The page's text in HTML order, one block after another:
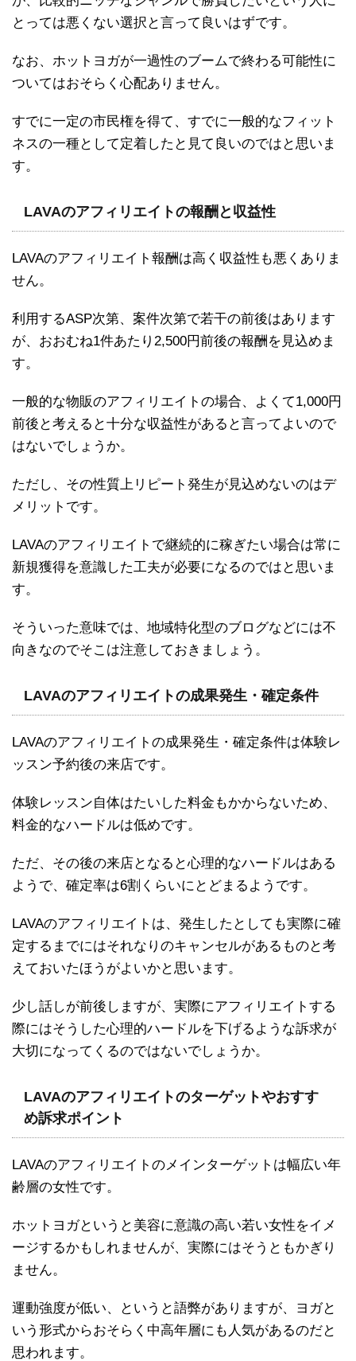
とっては悪くない選択と言って良いはずです。
なお、ホットヨガが一過性のブームで終わる可能性に
ついてはおそらく心配ありません。
すでに一定の市民権を得て、すでに一般的なフィット
ネスの一種として定着したと見て良いのではと思いま
す。
LAVAのアフィリエイトの報酬と収益性
LAVAのアフィリエイト報酬は高く収益性も悪くありま
せん。
利用するASP次第、案件次第で若干の前後はあります
が、おおむね1件あたり2,500円前後の報酬を見込めま
す。
一般的な物販のアフィリエイトの場合、よくて1,000円
前後と考えると十分な収益性があると言ってよいので
はないでしょうか。
ただし、その性質上リピート発生が見込めないのはデ
メリットです。
LAVAのアフィリエイトで継続的に稼ぎたい場合は常に
新規獲得を意識した工夫が必要になるのではと思いま
す。
そういった意味では、地域特化型のブログなどには不
向きなのでそこは注意しておきましょう。
LAVAのアフィリエイトの成果発生・確定条件
LAVAのアフィリエイトの成果発生・確定条件は体験レ
ッスン予約後の来店です。
体験レッスン自体はたいした料金もかからないため、
料金的なハードルは低めです。
ただ、その後の来店となると心理的なハードルはある
ようで、確定率は6割くらいにとどまるようです。
LAVAのアフィリエイトは、発生したとしても実際に確
定するまでにはそれなりのキャンセルがあるものと考
えておいたほうがよいかと思います。
少し話しが前後しますが、実際にアフィリエイトする
際にはそうした心理的ハードルを下げるような訴求が
大切になってくるのではないでしょうか。
LAVAのアフィリエイトのターゲットやおすす
め訴求ポイント
LAVAのアフィリエイトのメインターゲットは幅広い年
齢層の女性です。
ホットヨガというと美容に意識の高い若い女性をイメ
ージするかもしれませんが、実際にはそうともかぎり
ません。
運動強度が低い、というと語弊がありますが、ヨガと
いう形式からおそらく中高年層にも人気があるのだと
思われます。